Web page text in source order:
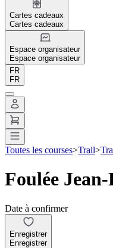
Cartes cadeaux
Cartes cadeaux
Espace organisateur
Espace organisateur
FR
FR
Toutes les courses>Trail>
Foulée
Date à confirmer
Enregistrer
Enregistrer